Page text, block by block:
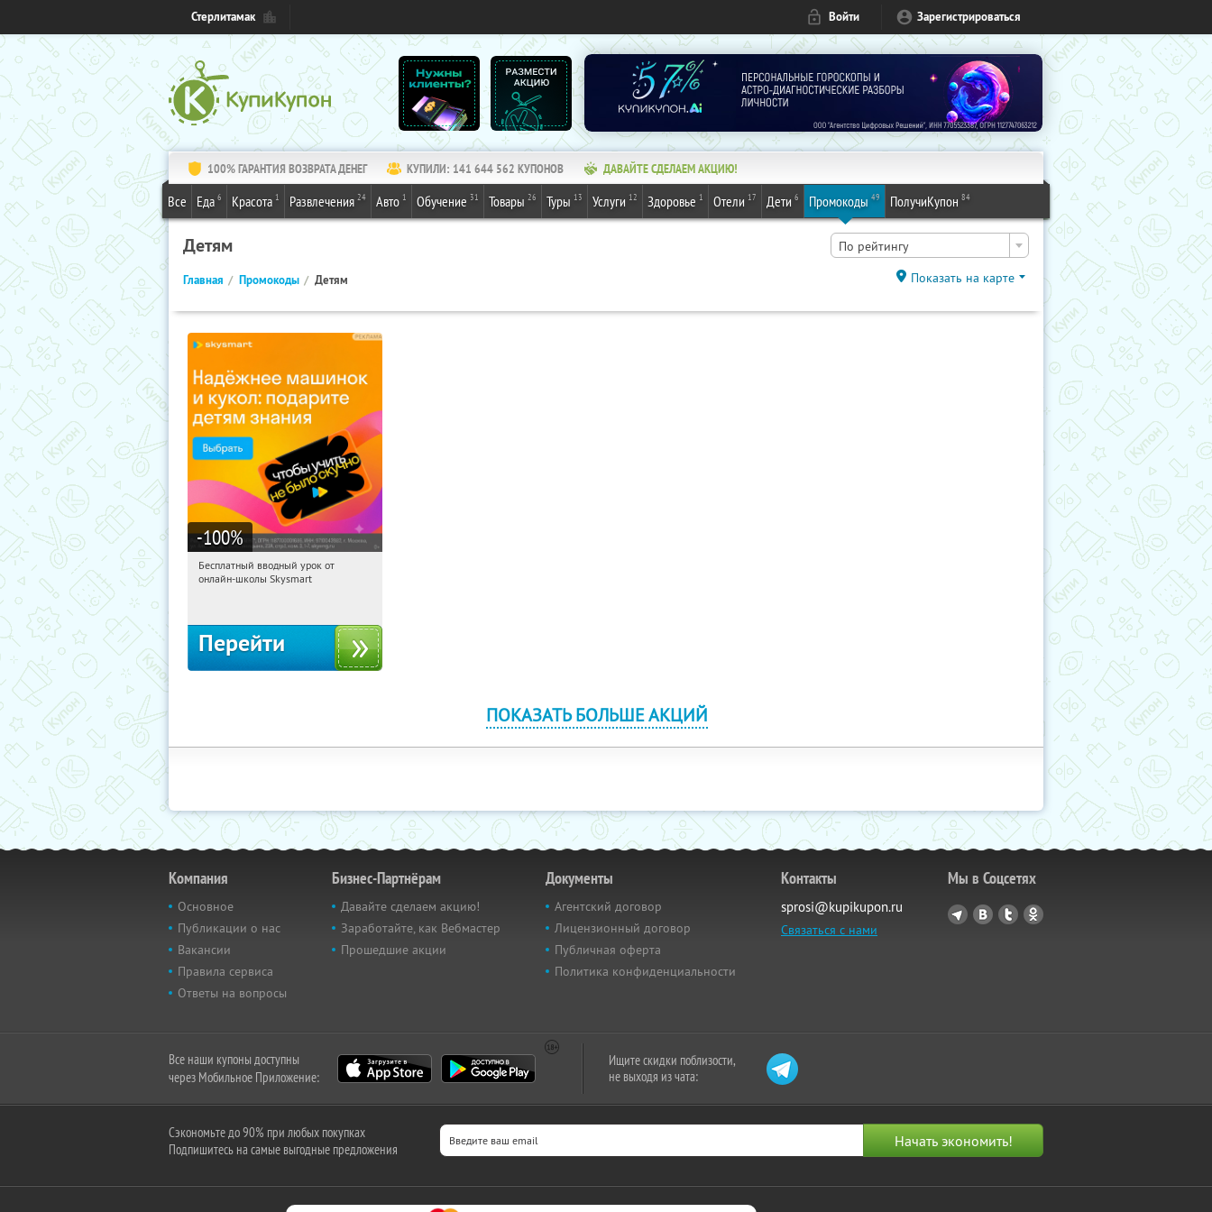
Стерлитамак Войти Зарегистрироваться
100% ГАРАНТИЯ ВОЗВРАТА ДЕНЕГ КУПИЛИ: 141 644 562 КУПОНОВ ДАВАЙТЕ СДЕЛАЕМ АКЦИЮ!
Все Еда 6 Красота 1 Развлечения 24 Авто 1 Обучение 31 Товары 26 Туры 13 Услуги 12 Здоровье 1 Отели 17 Дети 6 Промокоды 49 ПолучиКупон 84
Детям По рейтингу
Главная Промокоды Детям Показать на карте
-100%
07:50:32
Получи первым!
Бесплатный вводный урок от
онлайн-школы Skysmart
Перейти
ПОКАЗАТЬ БОЛЬШЕ АКЦИЙ
Компания
Основное
Публикации о нас
Вакансии
Правила сервиса
Ответы на вопросы
Бизнес-Партнёрам
Давайте сделаем акцию!
Заработайте, как Вебмастер
Прошедшие акции
Документы
Агентский договор
Лицензионный договор
Публичная оферта
Политика конфиденциальности
Контакты
sprosi@kupikupon.ru
Связаться с нами
Мы в Соцсетях
Все наши купоны доступны
через Мобильное Приложение:
Ищите скидки поблизости,
не выходя из чата:
Сэкономьте до 90% при любых покупках
Подпишитесь на самые выгодные предложения